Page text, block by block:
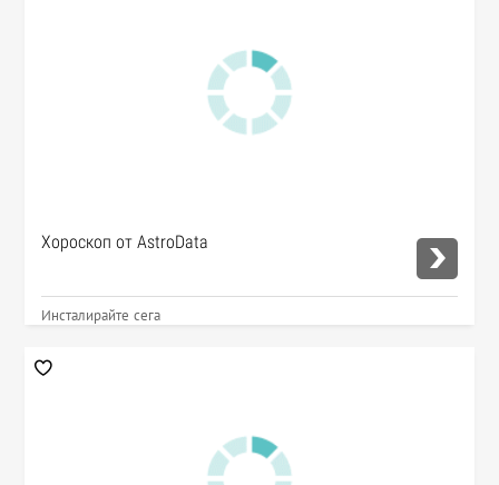
Хороскоп от AstroData
Инсталирайте сега